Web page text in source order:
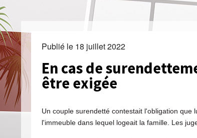
Publié le 18 juillet 2022
En cas de
être exigée
Un couple surendetté contestait l'obligation
l'immeuble dans lequel logeait la famille. Les